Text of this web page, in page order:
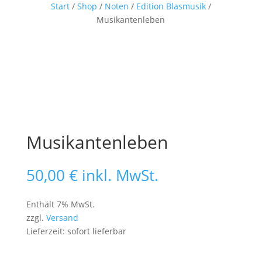
Start/ Shop / Noten / Edition Blasmusik/
Musikantenleben
Musikantenleben
50,00 € inkl. MwSt.
Enthält 7% MwSt.
zzgl. Versand
Lieferzeit: sofort lieferbar